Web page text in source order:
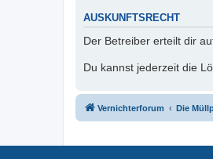
AUSKUNFTSRECHT
Der Betreiber erteilt dir
Du kannst jederzeit die
Vernichterforum Die